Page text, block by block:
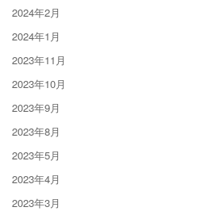
2024年2月
2024年1月
2023年11月
2023年10月
2023年9月
2023年8月
2023年5月
2023年4月
2023年3月